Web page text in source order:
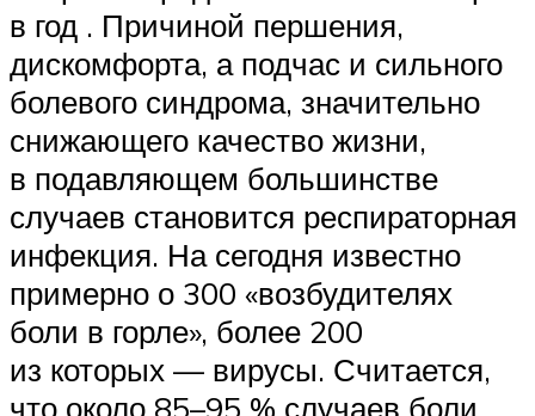
в год . Причиной першения,
дискомфорта, а подчас и сильного
болевого синдрома, значительно
снижающего качество жизни,
в подавляющем большинстве
случаев становится респираторная
инфекция. На сегодня известно
примерно о 300 «возбудителях
боли в горле», более 200
из которых — вирусы. Считается,
что около 85–95 % случаев боли